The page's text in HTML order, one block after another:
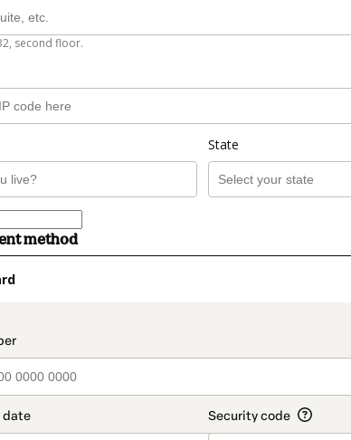
second floor.
State
method